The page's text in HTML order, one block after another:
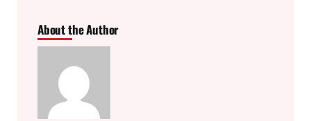
About the Author